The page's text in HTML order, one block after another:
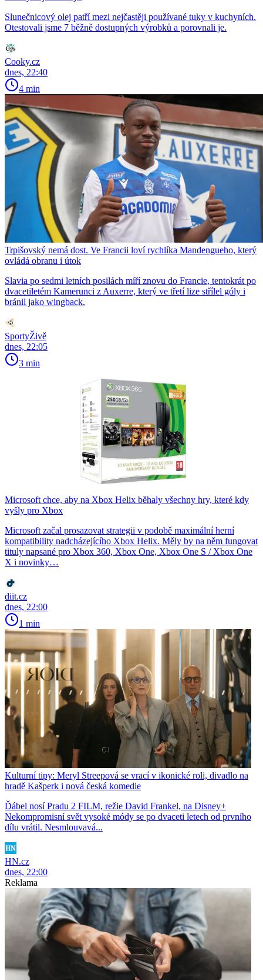
Slunečnicový olej patří mezi nejčastěji používané tuky v kuchyních.
Otestovali jsme 7 běžně dostupných výrobků a porovnali je.
Cooky.cz
dnes, 22:40
4 min
Trpišovský nemá dost. Ve Francii loví rychlíka Mandengueho, který
ovládá obranu i útok
Slavia po sedmi letních posilách míří znovu do Francie, tentokrát po
dvacetiletém Kamerunci z Auxerre, který ve třetí lize střílel góly i
bránil jako wingback.
SportyŽivě
dnes, 22:05
3 min
Microsoft chce, aby na Xbox Helix běhaly všechny hry, které kdy
vyšly pro Xbox
Microsoft začal prosazovat strategii v podobě maximální herní
kompatibility nadcházejícího Xbox Helix. Měly by na něm fungovat
tituly napsané pro Xbox 360, Xbox One, Xbox One S / Xbox One
X i novinky…
diit.cz
dnes, 22:00
1 min
Kulturní tipy: Meryl Streepová se vrací v ikonické roli, divadlo na
hradě Kašperk i nová česká komedie
Ďábel nosí Pradu 2 FILM, režie David Frankel, na Disney+
Nekompromisní svět vysoké módy se po dvaceti letech od prvního
dílu vrátil. Nesmlouvavá...
HN.cz
dnes, 22:00
Reklama